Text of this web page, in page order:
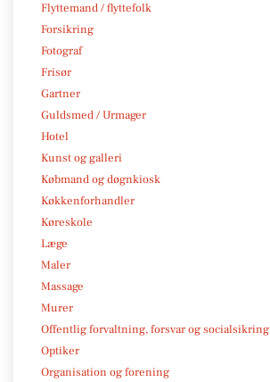
Flyttemand / flyttefolk
Forsikring
Fotograf
Frisør
Gartner
Guldsmed / Urmager
Hotel
Kunst og galleri
Købmand og døgnkiosk
Køkkenforhandler
Køreskole
Læge
Maler
Massage
Murer
Offentlig forvaltning, forsvar og socialsikring
Optiker
Organisation og forening